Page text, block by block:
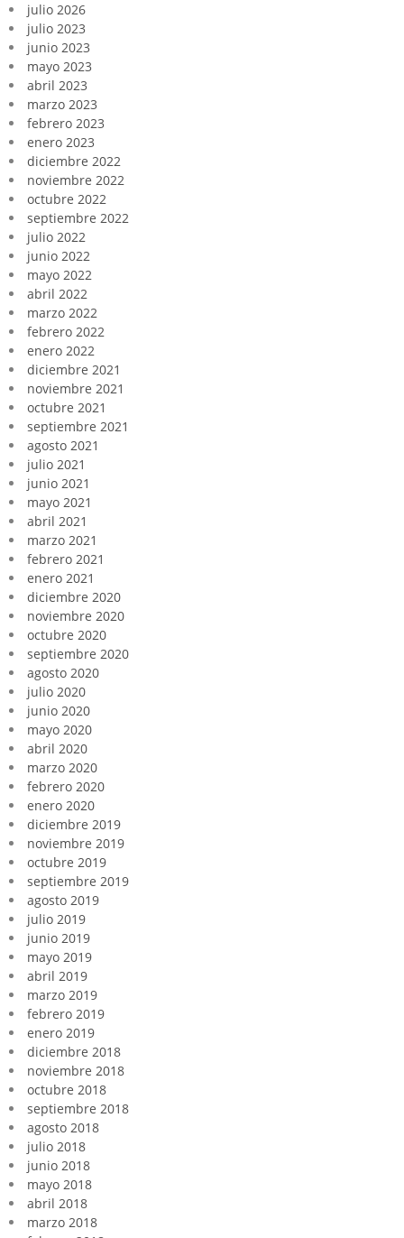
julio 2026
julio 2023
junio 2023
mayo 2023
abril 2023
marzo 2023
febrero 2023
enero 2023
diciembre 2022
noviembre 2022
octubre 2022
septiembre 2022
julio 2022
junio 2022
mayo 2022
abril 2022
marzo 2022
febrero 2022
enero 2022
diciembre 2021
noviembre 2021
octubre 2021
septiembre 2021
agosto 2021
julio 2021
junio 2021
mayo 2021
abril 2021
marzo 2021
febrero 2021
enero 2021
diciembre 2020
noviembre 2020
octubre 2020
septiembre 2020
agosto 2020
julio 2020
junio 2020
mayo 2020
abril 2020
marzo 2020
febrero 2020
enero 2020
diciembre 2019
noviembre 2019
octubre 2019
septiembre 2019
agosto 2019
julio 2019
junio 2019
mayo 2019
abril 2019
marzo 2019
febrero 2019
enero 2019
diciembre 2018
noviembre 2018
octubre 2018
septiembre 2018
agosto 2018
julio 2018
junio 2018
mayo 2018
abril 2018
marzo 2018